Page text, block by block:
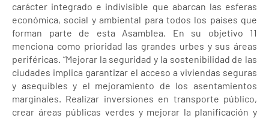
carácter integrado e indivisible que abarcan las esferas
económica, social y ambiental para todos los países que
forman parte de esta Asamblea. En su objetivo 11
menciona como prioridad las grandes urbes y sus áreas
periféricas. “Mejorar la seguridad y la sostenibilidad de las
ciudades implica garantizar el acceso a viviendas seguras
y asequibles y el mejoramiento de los asentamientos
marginales. Realizar inversiones en transporte público,
crear áreas públicas verdes y mejorar la planificación y